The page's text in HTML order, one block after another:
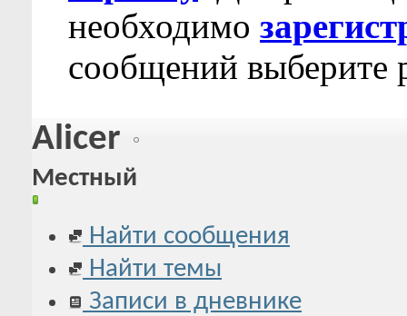
необходимо
сообщений выберите
Alicer
Местный
Найти сообщения
Найти темы
Записи в дневнике